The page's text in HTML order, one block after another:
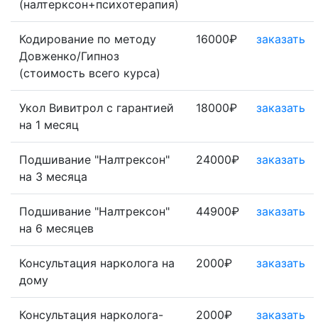
(налтерксон+психотерапия)
Кодирование по методу
Довженко/Гипноз
(стоимость всего курса)
16000₽ заказать
Укол Вивитрол с гарантией
на 1 месяц
18000₽ заказать
Подшивание "Налтрексон"
на 3 месяца
24000₽ заказать
Подшивание "Налтрексон"
на 6 месяцев
44900₽ заказать
Консультация нарколога на
дому
2000₽ заказать
Консультация нарколога-
2000₽ заказать